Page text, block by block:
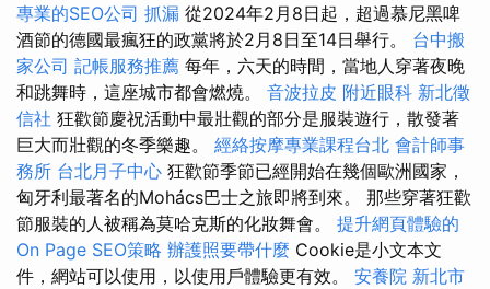
專業的SEO公司 抓漏 從2024年2月8日起，超過慕尼黑啤
酒節的德國最瘋狂的政黨將於2月8日至14日舉行。 台中搬
家公司 記帳服務推薦 每年，六天的時間，當地人穿著夜晚
和跳舞時，這座城市都會燃燒。 音波拉皮 附近眼科 新北徵
信社 狂歡節慶祝活動中最壯觀的部分是服裝遊行，散發著
巨大而壯觀的冬季樂趣。 經絡按摩專業課程台北 會計師事
務所 台北月子中心 狂歡節季節已經開始在幾個歐洲國家，
匈牙利最著名的Mohács巴士之旅即將到來。 那些穿著狂歡
節服裝的人被稱為莫哈克斯的化妝舞會。 提升網頁體驗的
On Page SEO策略 辦護照要帶什麼 Cookie是小文本文
件，網站可以使用，以使用戶體驗更有效。 安養院 新北市